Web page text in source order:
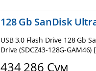
128 Gb SanDisk
USB 3,0 Flash Drive 128 Gb
Drive (SDCZ43-128G-
434 286 Сум